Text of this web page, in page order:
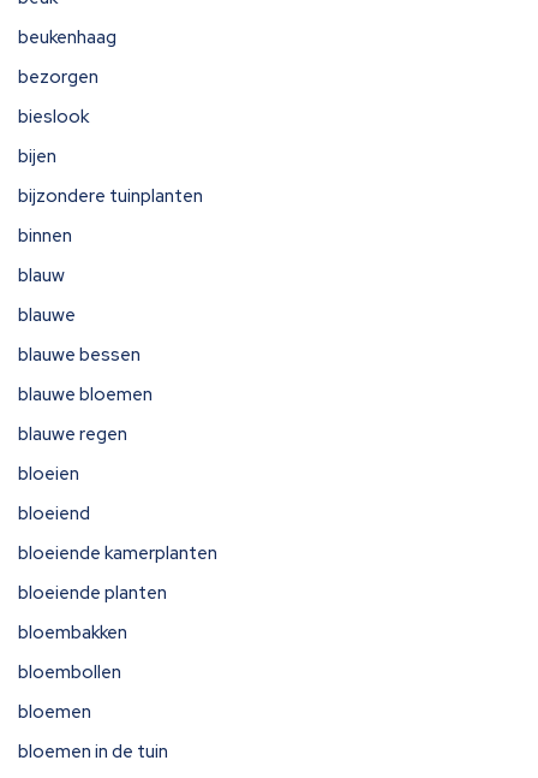
beukenhaag
bezorgen
bieslook
bijen
bijzondere tuinplanten
binnen
blauw
blauwe
blauwe bessen
blauwe bloemen
blauwe regen
bloeien
bloeiend
bloeiende kamerplanten
bloeiende planten
bloembakken
bloembollen
bloemen
bloemen in de tuin